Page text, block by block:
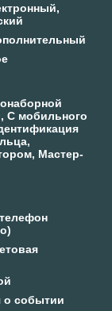
С мобильного
Мастер-
событии